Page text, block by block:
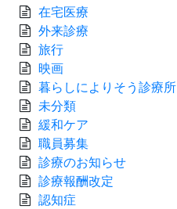
在宅医療
外来診療
旅行
映画
暮らしによりそう診療所
未分類
緩和ケア
職員募集
診療のお知らせ
診療報酬改定
認知症